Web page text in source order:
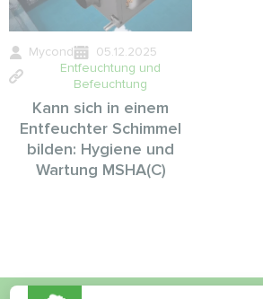
Mycond
05.12.2025
Entfeuchtung und
Befeuchtung
Kann sich in einem
Entfeuchter Schimmel
bilden: Hygiene und
Wartung MSHA(C)